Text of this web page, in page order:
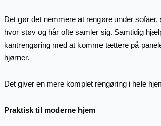
Det gør det nemmere at rengøre under sofaer,
hvor støv og hår ofte samler sig. Samtidig
kantrengøring med at komme tættere på
hjørner.
Det giver en mere komplet rengøring i hele
Praktisk til moderne hjem